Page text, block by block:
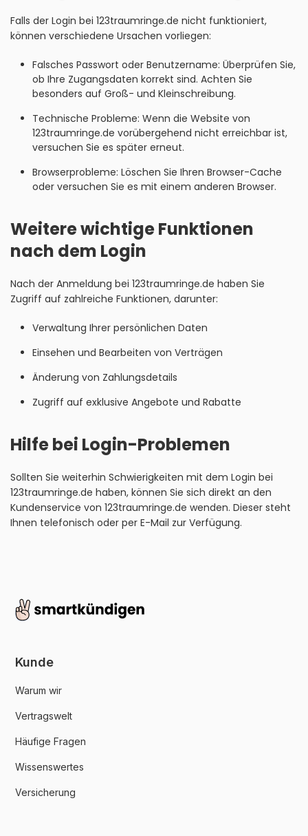
Falls der Login bei 123traumringe.de nicht funktioniert,
können verschiedene Ursachen vorliegen:
Falsches Passwort oder Benutzername: Überprüfen Sie,
ob Ihre Zugangsdaten korrekt sind. Achten Sie
besonders auf Groß- und Kleinschreibung.
Technische Probleme: Wenn die Website von
123traumringe.de vorübergehend nicht erreichbar ist,
versuchen Sie es später erneut.
Browserprobleme: Löschen Sie Ihren Browser-Cache
oder versuchen Sie es mit einem anderen Browser.
Weitere wichtige Funktionen
nach dem Login
Nach der Anmeldung bei 123traumringe.de haben Sie
Zugriff auf zahlreiche Funktionen, darunter:
Verwaltung Ihrer persönlichen Daten
Einsehen und Bearbeiten von Verträgen
Änderung von Zahlungsdetails
Zugriff auf exklusive Angebote und Rabatte
Hilfe bei Login-Problemen
Sollten Sie weiterhin Schwierigkeiten mit dem Login bei
123traumringe.de haben, können Sie sich direkt an den
Kundenservice von 123traumringe.de wenden. Dieser steht
Ihnen telefonisch oder per E-Mail zur Verfügung.
Kunde
Warum wir
Vertragswelt
Häufige Fragen
Wissenswertes
Versicherung